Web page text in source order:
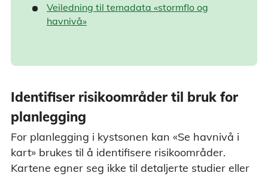
Veiledning til temadata «stormflo og
havnivå»
Identifiser risikoområder til bruk for
planlegging
For planlegging i kystsonen kan «Se havnivå i
kart» brukes til å identifisere risikoområder.
Kartene egner seg ikke til detaljerte studier eller